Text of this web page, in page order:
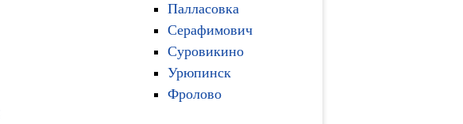
Палласовка
Серафимович
Суровикино
Урюпинск
Фролово